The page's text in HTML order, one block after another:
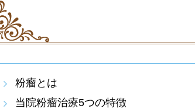
粉瘤とは
当院粉瘤治療5つの特徴